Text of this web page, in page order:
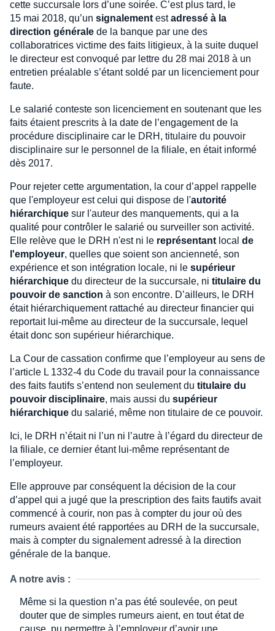
cette succursale lors d’une soirée. C’est plus tard, le
15 mai 2018, qu’un signalement estadressé à la
direction générale de la banque par une des
collaboratrices victime des faits litigieux, à la suite duquel
le directeur est convoqué par lettre du 28 mai 2018 à un
entretien préalable s’étant soldé par un licenciement pour
faute.
Le salarié conteste son licenciement en soutenant que les
faits étaient prescrits à la date de l’engagement de la
procédure disciplinaire car le DRH, titulaire du pouvoir
disciplinaire sur le personnel de la filiale, en était informé
dès 2017.
Pour rejeter cette argumentation, la cour d’appel rappelle
que l'employeur est celui qui dispose de l'autorité
hiérarchique sur l'auteur des manquements, qui a la
qualité pour contrôler le salarié ou surveiller son activité.
Elle relève que le DRH n'est ni le représentant local de
l'employeur, quelles que soient son ancienneté, son
expérience et son intégration locale, ni le supérieur
hiérarchique du directeur de la succursale, ni titulaire du
pouvoir de sanction à son encontre. D’ailleurs, le DRH
était hiérarchiquement rattaché au directeur financier qui
reportait lui-même au directeur de la succursale, lequel
était donc son supérieur hiérarchique.
La Cour de cassation confirme que l’employeur au sens de
l’article L 1332-4 du Code du travail pour la connaissance
des faits fautifs s’entend non seulement du titulaire du
pouvoir disciplinaire, mais aussi du supérieur
hiérarchique du salarié, même non titulaire de ce pouvoir.
Ici, le DRH n’était ni l’un ni l’autre à l’égard du directeur de
la filiale, ce dernier étant lui-même représentant de
l’employeur.
Elle approuve par conséquent la décision de la cour
d’appel qui a jugé que la prescription des faits fautifs avait
commencé à courir, non pas à compter du jour où des
rumeurs avaient été rapportées au DRH de la succursale,
mais à compter du signalement adressé à la direction
générale de la banque.
A notre avis :
Même si la question n’a pas été soulevée, on peut
douter que de simples rumeurs aient, en tout état de
cause, pu permettre à l’employeur d’avoir une